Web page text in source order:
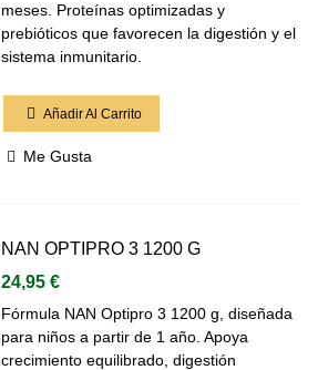
meses. Proteínas optimizadas y
prebióticos que favorecen la digestión y el
sistema inmunitario.
Añadir Al Carrito
Me Gusta
NAN OPTIPRO 3 1200 G
24,95 €
Fórmula NAN Optipro 3 1200 g, diseñada
para niños a partir de 1 año. Apoya
crecimiento equilibrado, digestión